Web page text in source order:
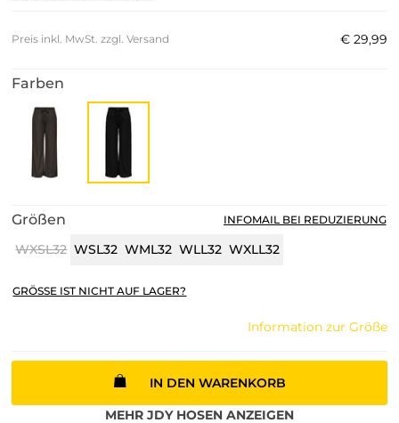
Preis inkl. MwSt. zzgl. Versand € 29,99
Farben
Größen
WXSL32 WSL32 WML32 WLL32 WXLL32
INFOMAIL BEI REDUZIERUNG
GRÖSSE IST NICHT AUF LAGER?
Information zur Größe
IN DEN WARENKORB
MEHR JDY HOSEN ANZEIGEN